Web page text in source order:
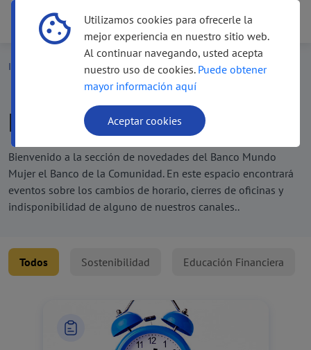
Inicio Novedades
Novedades
Bienvenido a la sección de novedades del Banco Mundo
Mujer el Banco de la Comunidad. En este espacio encontrará
eventos sobre los cambios de horario, cierres de oficinas y
indisponibilidad de alguno de nuestros canales..
Todos Sostenibilidad Educación Financiera
Utilizamos cookies para ofrecerle la
mejor experiencia en nuestro sitio web.
Al continuar navegando, usted acepta
nuestro uso de cookies. Puede obtener
mayor información aquí
Aceptar cookies